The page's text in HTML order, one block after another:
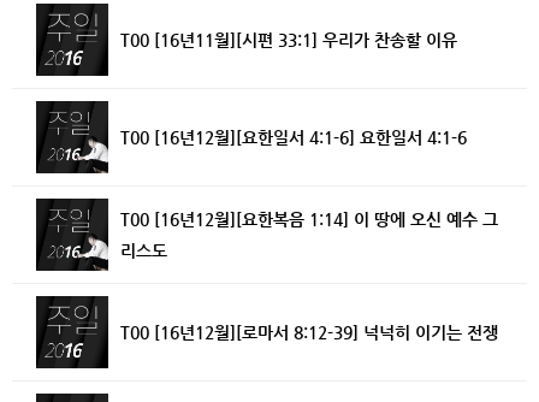
T00 [16년11월][시편 33:1] 우리가 찬송할 이유
T00 [16년12월][요한일서 4:1-6] 요한일서 4:1-6
T00 [16년12월][요한복음 1:14] 이 땅에 오신 예수 그
리스도
T00 [16년12월][로마서 8:12-39] 넉넉히 이기는 전쟁